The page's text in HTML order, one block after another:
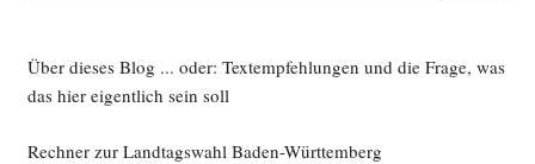
Über dieses Blog ... oder: Textempfehlungen und die Frage, was
das hier eigentlich sein soll
Rechner zur Landtagswahl Baden-Württemberg